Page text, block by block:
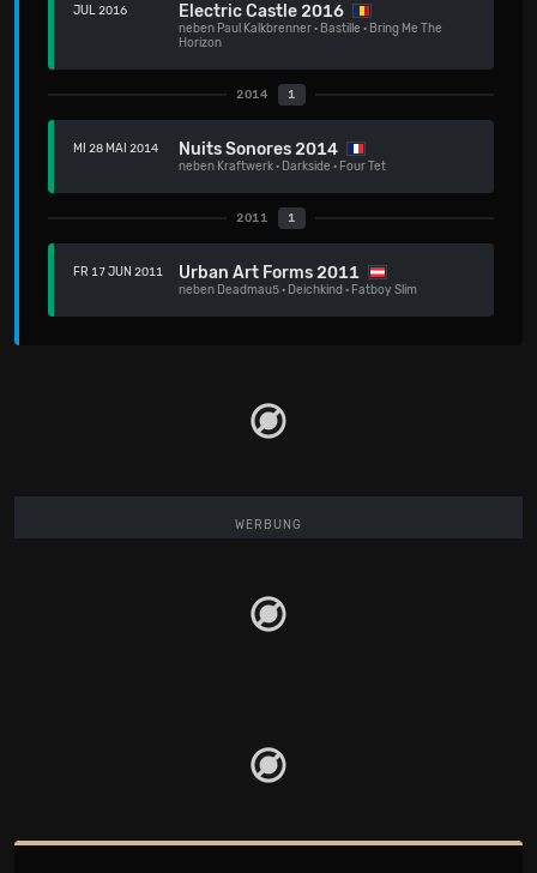
JUL 2016 Electric Castle 2016
neben Paul Kalkbrenner· Bastille · Bring Me The
Horizon
2014 1
MI 28 MAI 2014 Nuits Sonores 2014
neben Kraftwerk· Darkside · Four Tet
2011 1
FR 17 JUN 2011 Urban Art Forms 2011
neben Deadmau5· Deichkind · Fatboy Slim
WERBUNG